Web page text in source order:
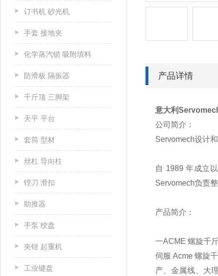
订书机 砂光机
手套 接地夹
化学蒸汽锁 吸附填料
防滑板 隔振器
千斤顶 三脚架
天平 平台
套筒 型材
丝杠 导向柱
镗刀 滑扣
助推器
手泵 绞盘
夹钳 起重机
工业键盘
产品详情
意大利
公司简介：
Servomech设计
自 1989 年成立
Servomech负责
产品简介：
一ACME 螺旋千
伺服 Acme 螺旋
产、金属线、大